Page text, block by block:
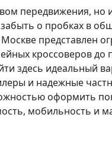
передвижения,
о пробках в
представлен
кроссоверов
здесь идеальный
и надежные
оформить
мобильность и